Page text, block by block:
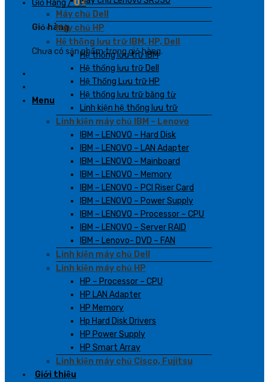
Giỏ Hàng /0₫
Giỏ hàng
Chưa có sản phẩm trong giỏ hàng.
Menu
Máy chủ Dell
Máy chủ HP
Hệ thống lưu trữ IBM, HP, Dell
Hệ thống lưu trữ IBM
Hệ thống lưu trữ Dell
Hệ Thống Lưu trữ HP
Hệ thống lưu trữ băng từ
Linh kiện hệ thống lưu trữ
Linh kiện máy chủ IBM – Lenovo
IBM – LENOVO – Hard Disk
IBM – LENOVO – LAN Adapter
IBM – LENOVO – Mainboard
IBM – LENOVO – Memory
IBM – LENOVO – PCI Riser Card
IBM – LENOVO – Power Supply
IBM – LENOVO – Processor – CPU
IBM – LENOVO – Server RAID
IBM – Lenovo- DVD – FAN
Linh kiện máy chủ Dell
Linh kiện máy chủ HP
HP – Processor – CPU
HP LAN Adapter
HP Memory
Hp Hard Disk Drivers
HP Power Supply
HP Smart Array
Linh kiện máy chủ Cisco, Fujitsu
Giới thiệu